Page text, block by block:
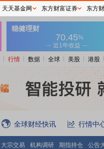
行情 数据 全球 美股 港股
全球财经快讯 行情中
大宗交易 机构调研 期指持仓
公告
天天基金网 东方财富证券 东方